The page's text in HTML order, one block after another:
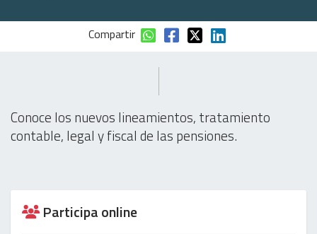
Compartir
Conoce los nuevos lineamientos, tratamiento
contable, legal y fiscal de las pensiones.
Participa online